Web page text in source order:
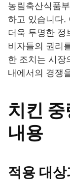
농림축산식품
하고 있습니다.
더욱 투명한 정
비자들의 권리
한 조치는 시장
내에서의 경쟁
치킨
내용
적용 대상